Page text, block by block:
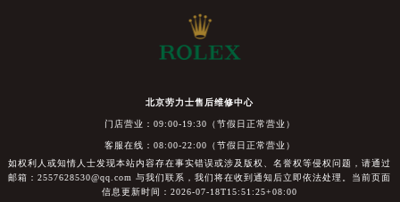
北京劳力士售后维修中心
门店营业：09:00-19:30（节假日正常营业）
客服在线：08:00-22:00（节假日正常营业）
如权利人或知情人士发现本站内容存在事实错误或涉及版权、名誉权等侵权问题，请通过
邮箱：2557628530@qq.com 与我们联系，我们将在收到通知后立即依法处理。当前页面
信息更新时间：2026-07-18T15:51:25+08:00